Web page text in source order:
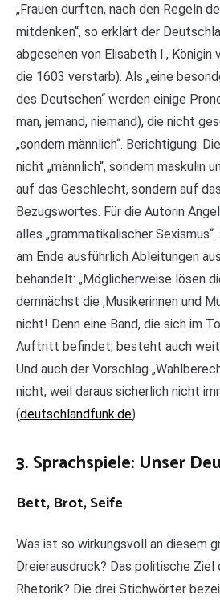
„Frauen durften, nach den Regeln
mitdenken“, so erklärt der
abgesehen von Elisabeth I., Königin
die 1603 verstarb). Als „eine
des Deutschen“ werden einige
man, jemand, niemand), die nicht
„sondern männlich“. Berichtigung:
nicht „männlich“, sondern maskulin
auf das Geschlecht, sondern auf
Bezugswortes. Für die Autorin
alles „grammatikalischer
am Ende ausführlich Ableitungen
behandelt: „Möglicherweise lösen
demnächst die ‚Musikerinnen und
nicht! Denn eine Band, die sich im
Auftritt befindet, besteht auch
Und auch der Vorschlag
nicht, weil daraus sicherlich nicht
(deutschlandfunk.de)
3. Sprachspiele: Unser
Bett, Brot, Seife
Was ist so wirkungsvoll an diesem
Dreierausdruck? Das politische Ziel
Rhetorik? Die drei Stichwörter